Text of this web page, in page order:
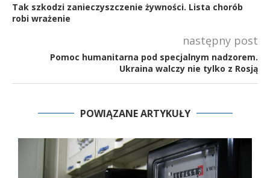
Tak szkodzi zanieczyszczenie żywności. Lista chorób
robi wrażenie
następny post
Pomoc humanitarna pod specjalnym nadzorem.
Ukraina walczy nie tylko z Rosją
POWIĄZANE ARTYKUŁY